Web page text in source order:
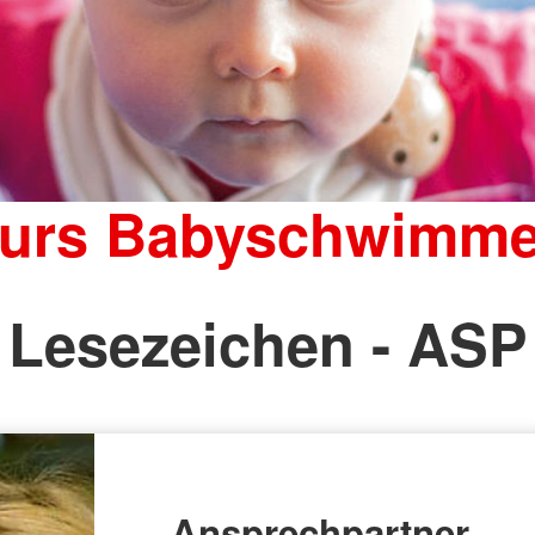
Lesezeichen - ASP